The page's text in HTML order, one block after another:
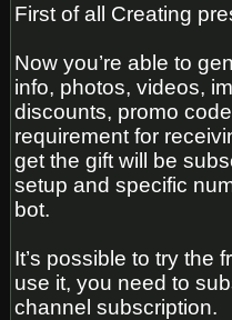
First of all Creating
Now you’re able to
info, photos, videos,
discounts, promo
requirement for
get the gift will be
setup and specific
bot.
It’s possible to try the
use it, you need to
channel subscription.